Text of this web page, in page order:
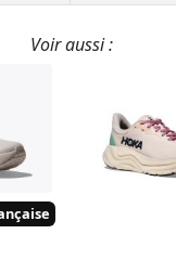
Voir aussi :